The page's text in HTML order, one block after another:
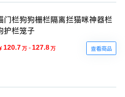
门栏狗狗栅栏隔离拦猫咪神器栏
护栏笼子
120.7万 - 127.8万 查看商品